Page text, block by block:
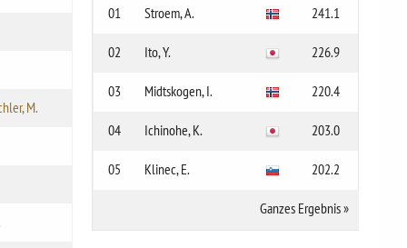
M.
01 Stroem, A. 241.1
02 Ito, Y. 226.9
03 Midtskogen, I. 220.4
04 Ichinohe, K. 203.0
05 Klinec, E. 202.2
Ganzes Ergebnis»